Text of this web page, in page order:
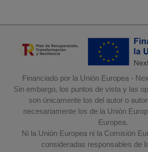
Financiado por la Unión Europea -
Sin embargo, los puntos de vista y las
son únicamente los del autor o
necesariamente los de la Unión
Europea.
Ni la Unión Europea ni la Comisión
consideradas responsables de